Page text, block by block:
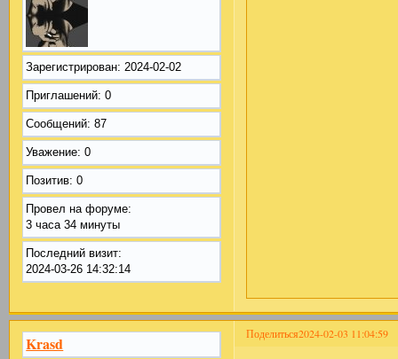
Зарегистрирован: 2024-02-02
Приглашений: 0
Сообщений: 87
Уважение: 0
Позитив: 0
Провел на форуме:
3 часа 34 минуты
Последний визит:
2024-03-26 14:32:14
Поделиться2024-02-03 11:04:59
Krasd